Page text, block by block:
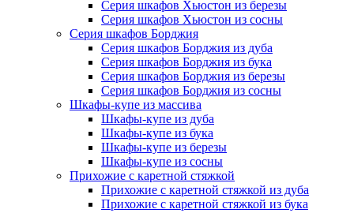
Серия шкафов Хьюстон из березы
Серия шкафов Хьюстон из сосны
Серия шкафов Борджия
Серия шкафов Борджия из дуба
Серия шкафов Борджия из бука
Серия шкафов Борджия из березы
Серия шкафов Борджия из сосны
Шкафы-купе из массива
Шкафы-купе из дуба
Шкафы-купе из бука
Шкафы-купе из березы
Шкафы-купе из сосны
Прихожие с каретной стяжкой
Прихожие с каретной стяжкой из дуба
Прихожие с каретной стяжкой из бука